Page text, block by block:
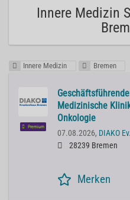
Innere Medizin
Innere Medizin Bremen
Premium
Medizinische
Onkologie
07.08.2026, DIAKO
28239 Bremen
Merken